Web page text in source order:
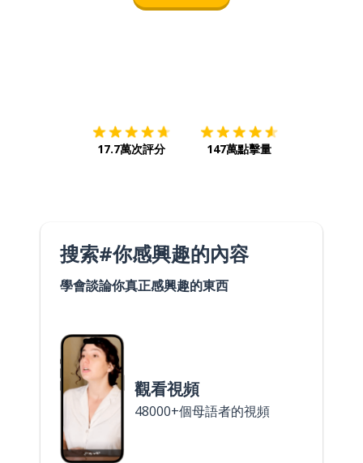
17.7萬次評分 147萬點擊量
搜索#你感興趣的內容
學會談論你真正感興趣的東西
觀看視頻
48000+個母語者的視頻